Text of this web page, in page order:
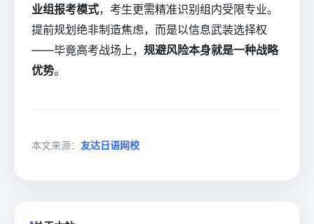
业组报考模式，考生更需精准识别组内受限专业。
提前规划绝非制造焦虑，而是以信息武装选择权
——毕竟高考战场上， 规避风险本身就是一种战略
优势。
本文来源： 友达日语网校